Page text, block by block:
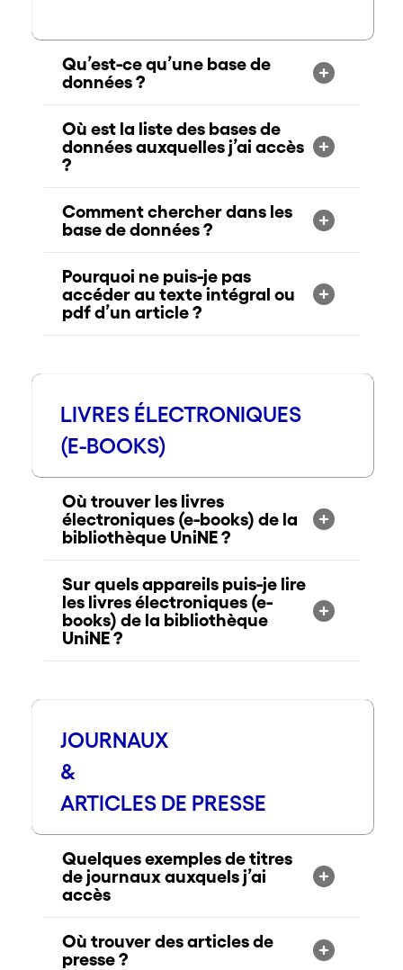
Qu’est-ce qu’une base de
données ?
Où est la liste des bases de
données auxquelles j’ai accès
?
Comment chercher dans les
base de données ?
Pourquoi ne puis-je pas
accéder au texte intégral ou
pdf d’un article ?
LIVRES ÉLECTRONIQUES
(E-BOOKS)
Où trouver les livres
électroniques (e-books) de la
bibliothèque UniNE ?
Sur quels appareils puis-je lire
les livres électroniques (e-
books) de la bibliothèque
UniNE ?
JOURNAUX
&
ARTICLES DE PRESSE
Quelques exemples de titres
de journaux auxquels j’ai
accès
Où trouver des articles de
presse ?